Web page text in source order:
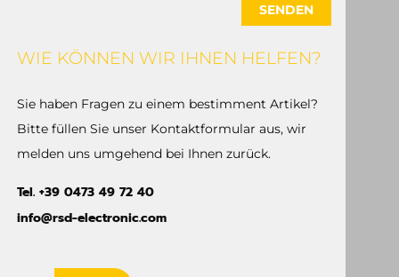
SENDEN
WIE KÖNNEN WIR IHNEN HELFEN?
Sie haben Fragen zu einem bestimment Artikel?
Bitte füllen Sie unser Kontaktformular aus, wir
melden uns umgehend bei Ihnen zurück.
Tel. +39 0473 49 72 40
info@rsd-electronic.com